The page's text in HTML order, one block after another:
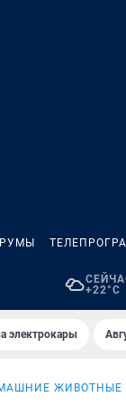
+22°C
электрокары
ЖИВОТНЫЕ